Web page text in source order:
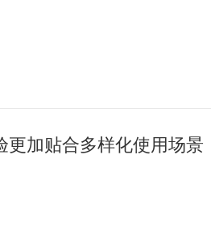
加贴合多样化使用场景